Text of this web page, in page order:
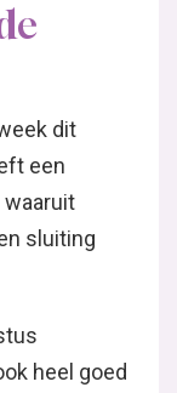
dit
een
waaruit
sluiting
heel goed